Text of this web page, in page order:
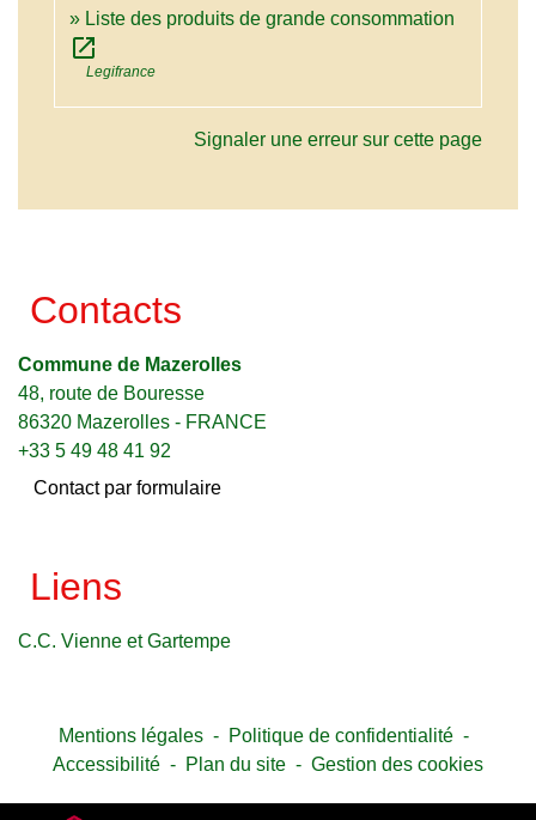
Liste des produits de grande consommation
open_in_new
Legifrance
Signaler une erreur sur cette page
Contacts
Commune de Mazerolles
48, route de Bouresse
86320 Mazerolles - FRANCE
+33 5 49 48 41 92
Contact par formulaire
Liens
C.C. Vienne et Gartempe
Mentions légales - Politique de confidentialité -
Accessibilité - Plan du site - Gestion des cookies